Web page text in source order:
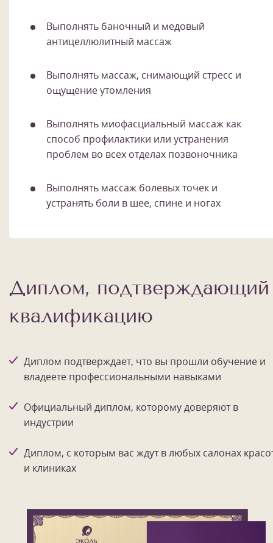
Выполнять баночный и медовый
антицеллюлитный массаж
Выполнять массаж, снимающий стресс и
ощущение утомления
Выполнять миофасциальный массаж как
способ профилактики или устранения
проблем во всех отделах позвоночника
Выполнять массаж болевых точек и
устранять боли в шее, спине и ногах
Диплом, подтверждающий
квалификацию
Диплом подтверждает, что вы прошли обучение и
владеете профессиональными навыками
Официальный диплом, которому доверяют в
индустрии
Диплом, с которым вас ждут в любых салонах
и клиниках